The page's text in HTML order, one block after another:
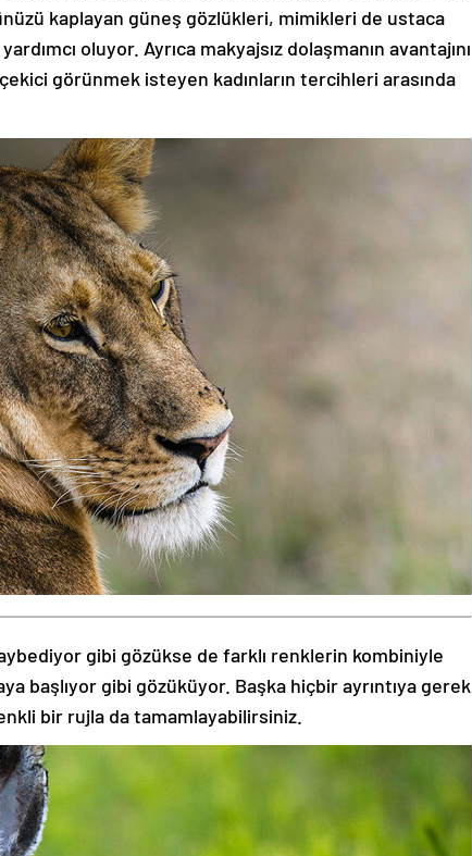
kaplayan güneş gözlükleri, mimikleri de ustaca
oluyor. Ayrıca makyajsız dolaşmanın avantajını
görünmek isteyen kadınların tercihleri arasında
gibi gözükse de farklı renklerin kombiniyle
başlıyor gibi gözüküyor. Başka hiçbir ayrıntıya gerek
bir rujla da tamamlayabilirsiniz.